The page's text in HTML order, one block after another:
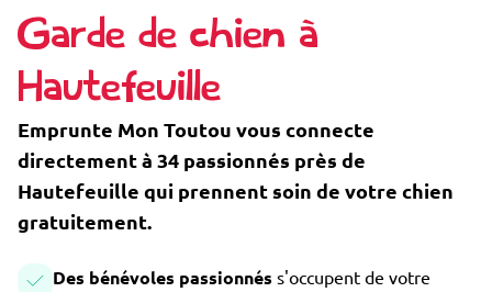
Garde de chien à
Hautefeuille
Emprunte Mon Toutou vous connecte
directement à 34 passionnés près de
Hautefeuille qui prennent soin de votre chien
gratuitement.
Des bénévoles passionnés s'occupent de votre